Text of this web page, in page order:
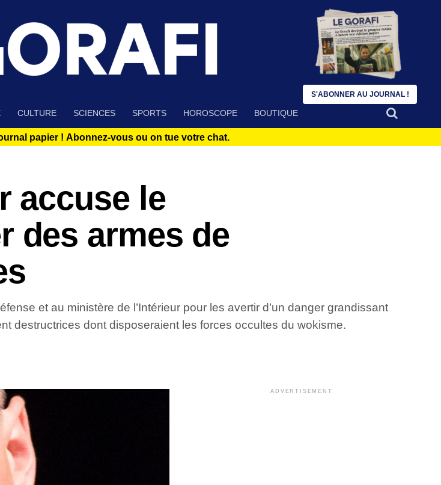
CULTURE SCIENCES SPORTS HOROSCOPE BOUTIQUE
papier ! Abonnez-vous ou on tue votre chat.
accuse le
des armes de
et au ministère de l’Intérieur pour les avertir d’un danger grandissant
destructrices dont disposeraient les forces occultes du wokisme.
ADVERTISEMENT
S'ABONNER AU JOURNAL !